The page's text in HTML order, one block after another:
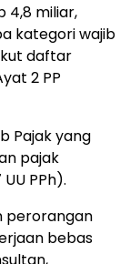
4,8 miliar,
kategori wajib
daftar
2 PP
Pajak yang
pajak
PPh).
perorangan
bebas